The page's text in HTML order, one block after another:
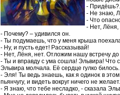
-
- Не знаю,
- Что
- Нет, Лёня,
- Почему? – удивился он.
- Ты подумаешь, что у меня крыша
- Ну, и пусть едет! Рассказывай!
- Нет, Лёня, нет. Отложим нашу встречу до
- Ты и вправду с ума сошла! Эльвира! Что
Эльвира молчала. Её сердце гулко билось.
- Эля! Ты ведь знаешь, как я одинок в
пьянчугу, и видеть вокруг ничего не желает.
- Я знаю, что тебе несладко, - сказала